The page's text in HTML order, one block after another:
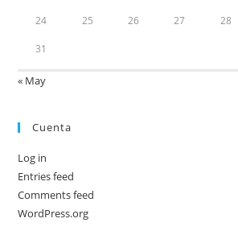
24 25 26 27 28
31
« May
Cuenta
Log in
Entries feed
Comments feed
WordPress.org